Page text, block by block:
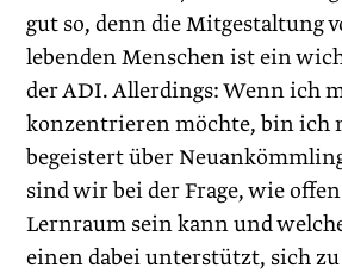
gut so, denn die Mitgestaltung
lebenden Menschen ist ein
der ADI. Allerdings: Wenn ich
konzentrieren möchte, bin ich
begeistert über
sind wir bei der Frage, wie
Lernraum sein kann und
einen dabei unterstützt, sich